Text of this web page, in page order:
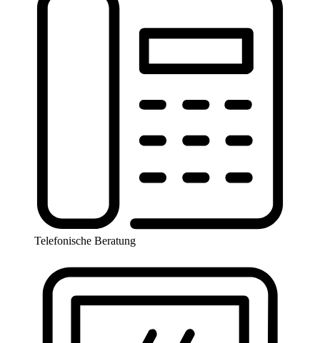
Telefonische Beratung